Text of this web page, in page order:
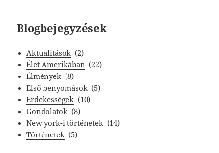
Blogbejegyzések
Aktualitások (2)
Élet Amerikában (22)
Élmények (8)
Első benyomások (5)
Érdekességek (10)
Gondolatok (8)
New york-i történetek (14)
Történetek (5)